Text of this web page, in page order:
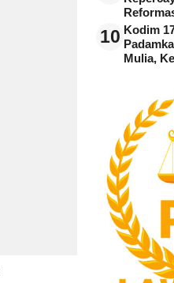
10 Kodim
Mulia,